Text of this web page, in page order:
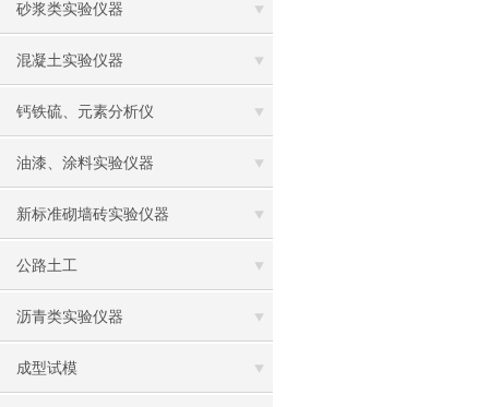
砂浆类实验仪器
混凝土实验仪器
钙铁硫、元素分析仪
油漆、涂料实验仪器
新标准砌墙砖实验仪器
公路土工
沥青类实验仪器
成型试模